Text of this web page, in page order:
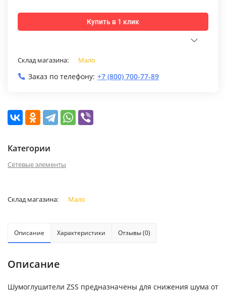
Купить в 1 клик
Склад магазина: Мало
Заказ по телефону: +7 (800) 700-77-89
Категории
Сетевые элементы
Склад магазина: Мало
Описание Характеристики Отзывы (0)
Описание
Шумоглушители ZSS предназначены для снижения шума от